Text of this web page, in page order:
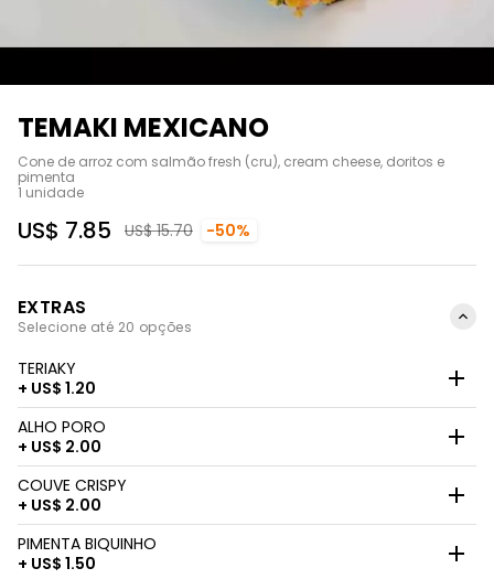
TEMAKI MEXICANO
Cone de arroz com salmão fresh (cru), cream cheese, doritos e
pimenta
1 unidade
US$ 7.85 US$ 15.70 -50%
EXTRAS
Selecione até 20 opções
TERIAKY
+ US$ 1.20
ALHO PORO
+ US$ 2.00
COUVE CRISPY
+ US$ 2.00
PIMENTA BIQUINHO
+ US$ 1.50